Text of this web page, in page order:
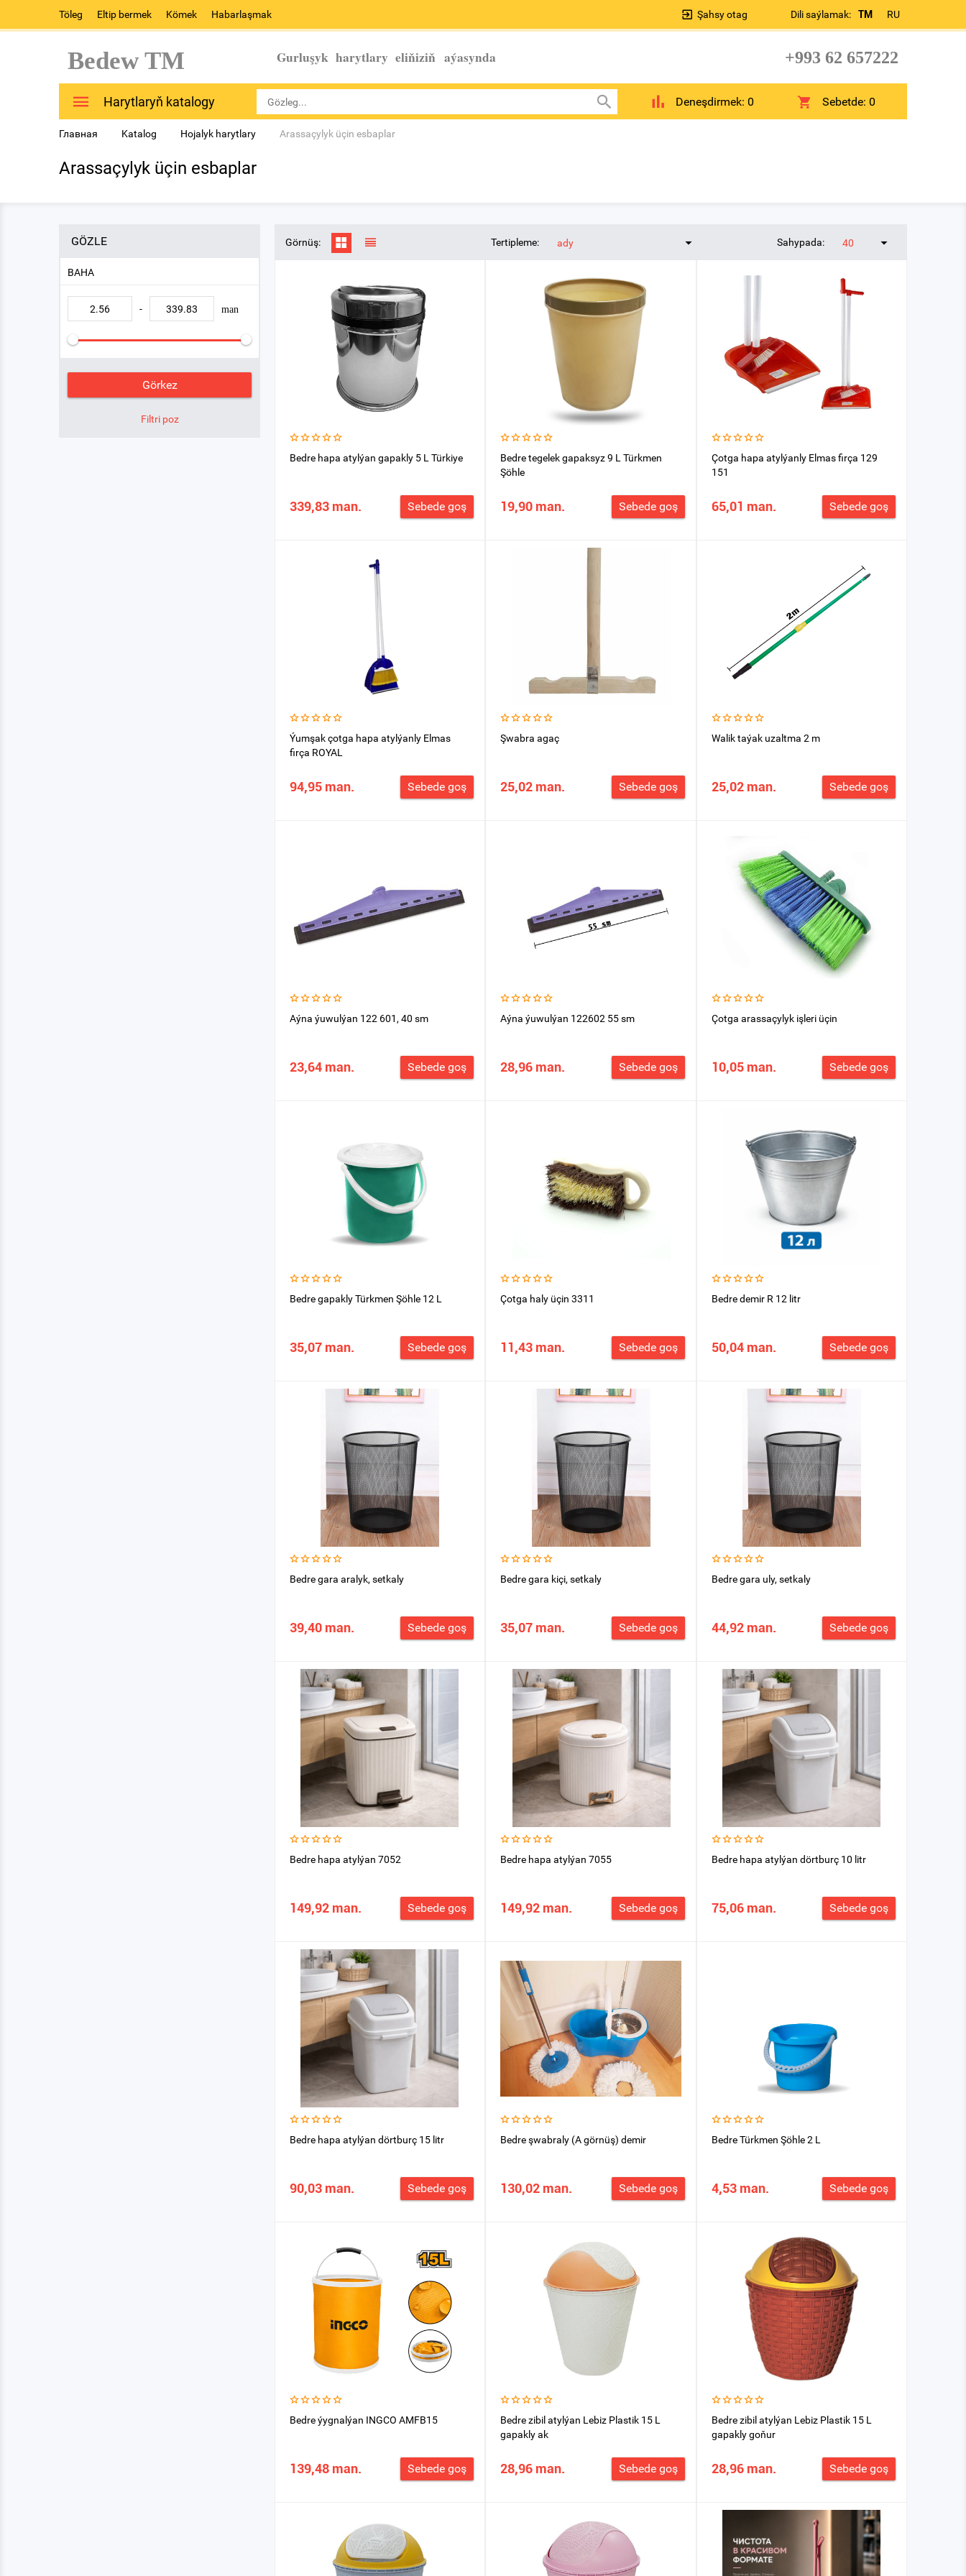
Töleg Eltip bermek Kömek Habarlaşmak Dili saýlamak: TM RU
Şahsy otag
Bedew TM Gurluşyk harytlary eliňiziň aýasynda +993 62 657222
Harytlaryň katalogy Deneşdirmek: 0 Sebetde:0
Главная Katalog Hojalyk harytlary Arassaçylyk üçin esbaplar
Arassaçylyk üçin esbaplar
GÖZLE
BAHA
-
Görnüş: Tertipleme: ady Sahypada: 40
Bedre hapa atylýan gapakly 5 L Türkiye
339,83 man. Sebede goş
Bedre tegelek gapaksyz 9 L Türkmen
Şöhle
19,90 man. Sebede goş
Çotga hapa atylýanly Elmas firça 129
151
65,01 man. Sebede goş
Ýumşak çotga hapa atylýanly Elmas
firça ROYAL
94,95 man. Sebede goş
Şwabra agaç
25,02 man. Sebede goş
Walik taýak uzaltma 2 m
25,02 man. Sebede goş
Aýna ýuwulýan 122 601, 40 sm
23,64 man. Sebede goş
Aýna ýuwulýan 122602 55 sm
28,96 man. Sebede goş
Çotga arassaçylyk işleri üçin
10,05 man. Sebede goş
Bedre gapakly Türkmen Şöhle 12 L
35,07 man. Sebede goş
Çotga haly üçin 3311
11,43 man. Sebede goş
Bedre demir R 12 litr
50,04 man. Sebede goş
Bedre gara aralyk, setkaly
39,40 man. Sebede goş
Bedre gara kiçi, setkaly
35,07 man. Sebede goş
Bedre gara uly, setkaly
44,92 man. Sebede goş
Bedre hapa atylýan 7052
149,92 man. Sebede goş
Bedre hapa atylýan 7055
149,92 man. Sebede goş
Bedre hapa atylýan dörtburç 10 litr
75,06 man. Sebede goş
Bedre hapa atylýan dörtburç 15 litr
90,03 man. Sebede goş
Bedre şwabraly (A görnüş) demir
130,02 man. Sebede goş
Bedre Türkmen Şöhle 2 L
4,53 man. Sebede goş
Bedre ýygnalýan INGCO AMFB15
139,48 man. Sebede goş
Bedre zibil atylýan Lebiz Plastik 15 L
gapakly ak
28,96 man. Sebede goş
Bedre zibil atylýan Lebiz Plastik 15 L
gapakly goňur
28,96 man. Sebede goş